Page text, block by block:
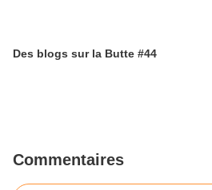
Des blogs sur la Butte #44
Commentaires